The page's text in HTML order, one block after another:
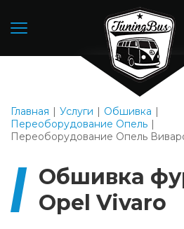
Главная Услуги
Обшивка
Переоборудование Опель
Переоборудование Опель
Обшивка
Opel Vivaro